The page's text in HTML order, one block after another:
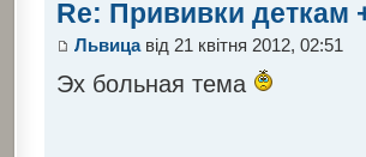
Re: Прививки деткам
Львицавід 21 квітня 2012, 02:51
Эх больная тема